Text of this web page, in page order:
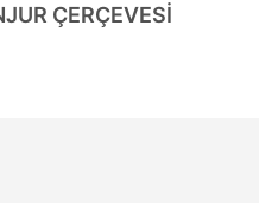
ÇERÇEVESİ